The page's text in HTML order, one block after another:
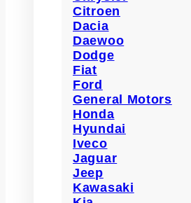
Citroen
Dacia
Daewoo
Dodge
Fiat
Ford
General Motors
Honda
Hyundai
Iveco
Jaguar
Jeep
Kawasaki